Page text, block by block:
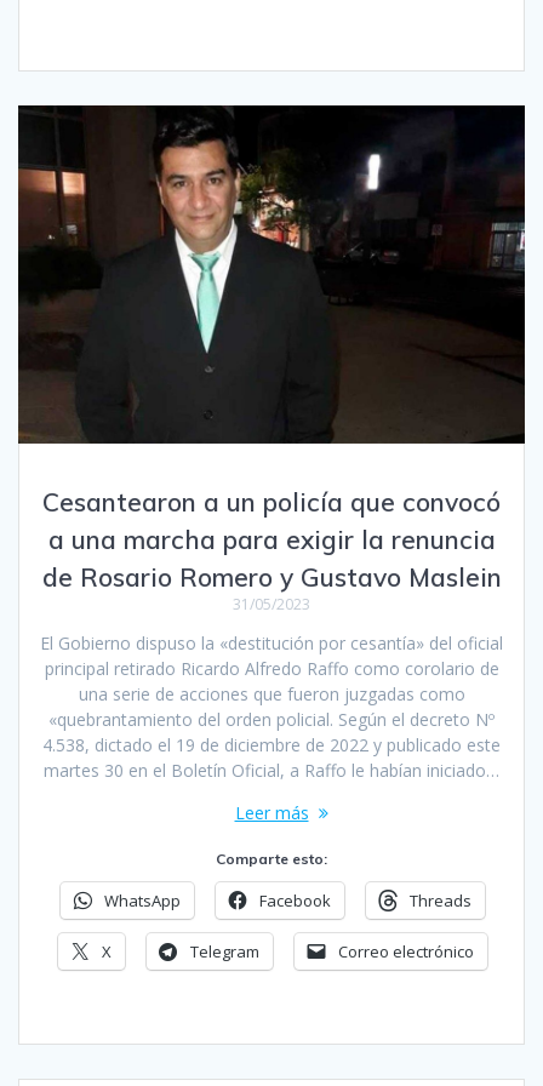
Cesantearon a un policía que convocó
a una marcha para exigir la renuncia
de Rosario Romero y Gustavo Maslein
31/05/2023
El Gobierno dispuso la «destitución por cesantía» del oficial
principal retirado Ricardo Alfredo Raffo como corolario de
una serie de acciones que fueron juzgadas como
«quebrantamiento del orden policial. Según el decreto Nº
4.538, dictado el 19 de diciembre de 2022 y publicado este
martes 30 en el Boletín Oficial, a Raffo le habían iniciado…
Leer más
Comparte esto:
WhatsApp Facebook Threads
X Telegram Correo electrónico